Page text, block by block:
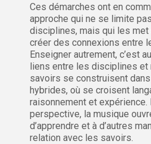
Ces démarches ont en
approche qui ne se limite
disciplines, mais qui les met
créer des connexions entre
Enseigner autrement, c’est
liens entre les disciplines et
savoirs se construisent
hybrides, où se croisent
raisonnement et expérience.
perspective, la musique
d’apprendre et à d’autres
relation avec les savoirs.